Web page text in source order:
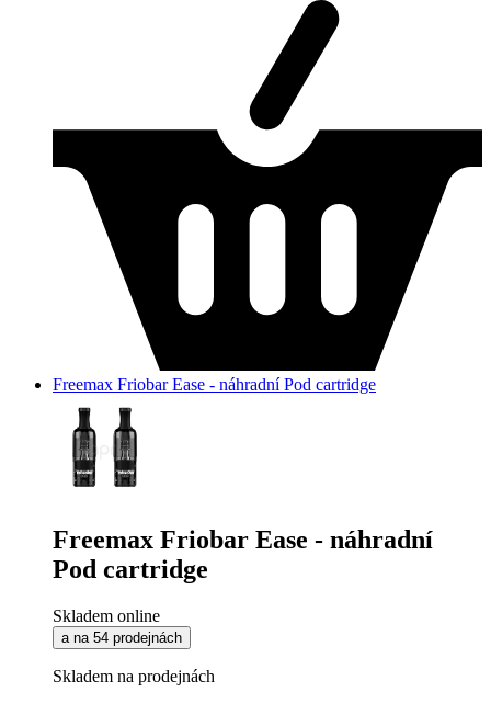
Freemax Friobar Ease - náhradní Pod cartridge
Freemax Friobar Ease - náhradní
Pod cartridge
Skladem online
a na 54 prodejnách
Skladem na prodejnách